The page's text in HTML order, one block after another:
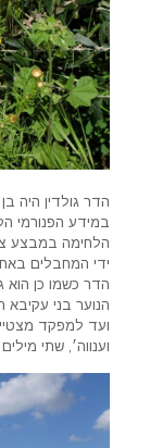
הלחימה במבצע
ידי המחבלים
הדר כשמו כן הוא
הנוער בני עקיבא
ועד למפקד
וענווה׳, שתי